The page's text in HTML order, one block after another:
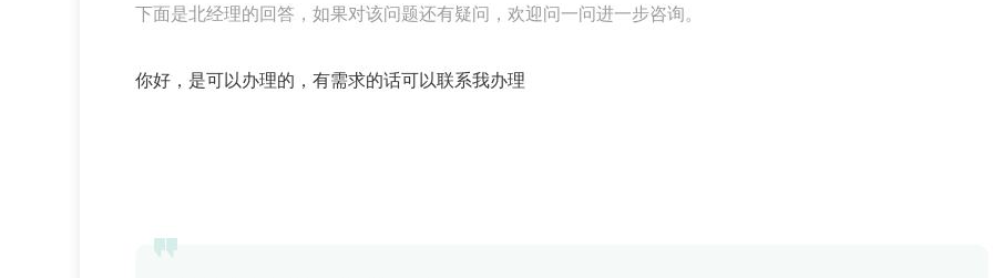
下面是北经理的回答，如果对该问题还有疑问，欢迎问一问进一步咨询。
你好，是可以办理的，有需求的话可以联系我办理